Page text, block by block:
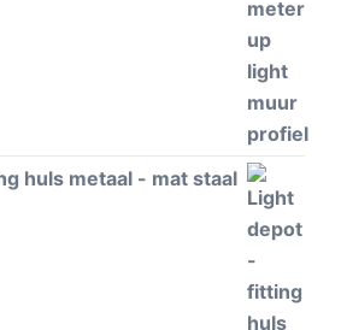
huls metaal - mat staal